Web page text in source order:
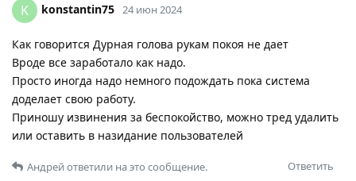
K konstantin75 24 июн 2024
Как говорится Дурная голова рукам покоя не дает
Вроде все заработало как надо.
Просто иногда надо немного подождать пока система
доделает свою работу.
Приношу извинения за беспокойство, можно тред удалить
или оставить в назидание пользователей
Ответить
Андрейответили на это сообщение.